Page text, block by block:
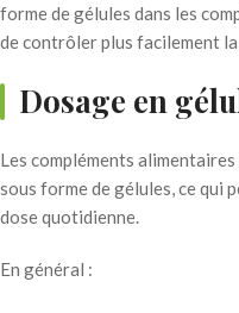
forme de gélules dans les
de contrôler plus facilement
Dosage en
Les compléments
sous forme de gélules, ce qui
dose quotidienne.
En général :